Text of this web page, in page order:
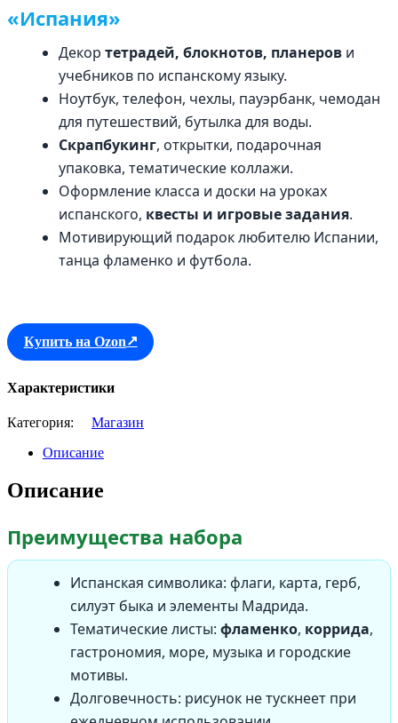
«Испания»
Декор тетрадей, блокнотов, планеров и
учебников по испанскому языку.
Ноутбук, телефон, чехлы, пауэрбанк, чемодан
для путешествий, бутылка для воды.
Скрапбукинг, открытки, подарочная
упаковка, тематические коллажи.
Оформление класса и доски на уроках
испанского, квесты и игровые задания.
Мотивирующий подарок любителю Испании,
танца фламенко и футбола.
Купить на Ozon
Характеристики
Категория: Магазин
Описание
Описание
Преимущества набора
Испанская символика: флаги, карта, герб,
силуэт быка и элементы Мадрида.
Тематические листы: фламенко, коррида,
гастрономия, море, музыка и городские
мотивы.
Долговечность: рисунок не тускнеет при